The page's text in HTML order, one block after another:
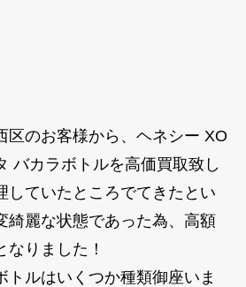
区のお客様から、ヘネシー XO
バカラボトルを高価買取致し
していたところでてきたとい
綺麗な状態であった為、高額
りました！
トルはいくつか種類御座いま